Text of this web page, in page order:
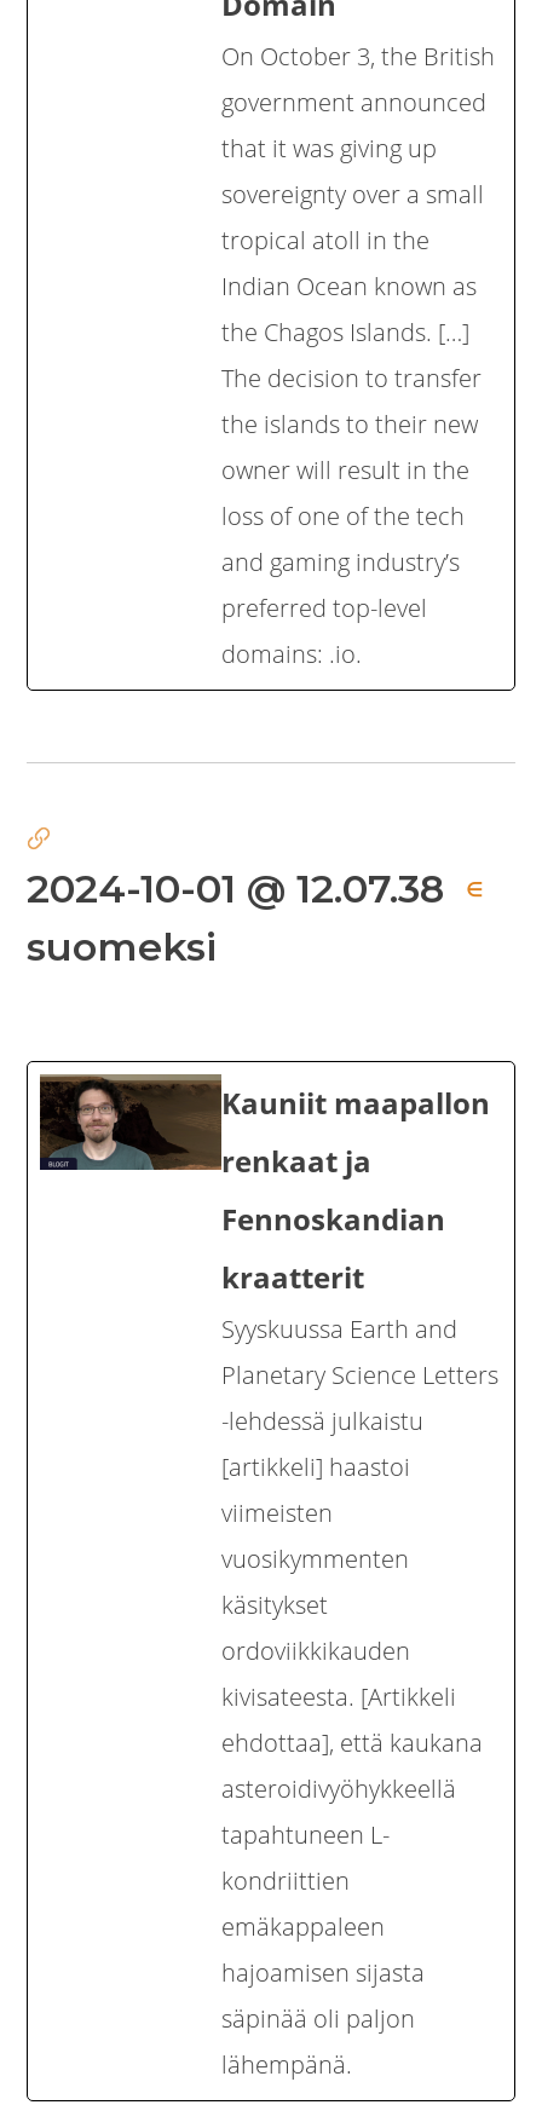
On October 3, the British
government announced
that it was giving up
sovereignty over a small
tropical atoll in the
Indian Ocean known as
the Chagos Islands. […]
The decision to transfer
the islands to their new
owner will result in the
loss of one of the tech
and gaming industry’s
preferred top-level
domains: .io.
2024-10-01 @ 12.07.38 ∈
suomeksi
Kauniit maapallon
renkaat ja
Fennoskandian
kraatterit
Syyskuussa Earth and
Planetary Science Letters
-lehdessä julkaistu
[artikkeli] haastoi
viimeisten
vuosikymmenten
käsitykset
ordoviikkikauden
kivisateesta. [Artikkeli
ehdottaa], että kaukana
asteroidivyöhykkeellä
tapahtuneen L-
kondriittien
emäkappaleen
hajoamisen sijasta
säpinää oli paljon
lähempänä.